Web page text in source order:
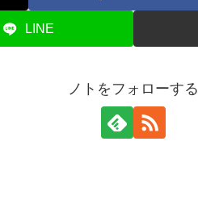
LINE
ノトをフォローする